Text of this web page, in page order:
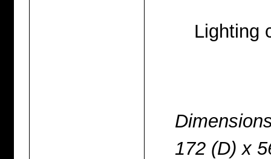
Lighting
172 (D) x